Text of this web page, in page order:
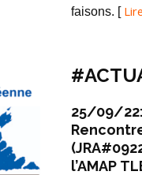
faisons. [
25/09/
l’AMAP